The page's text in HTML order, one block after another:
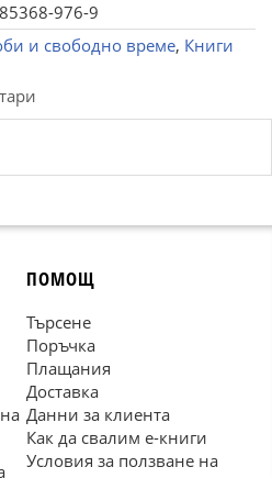
976-9
и свободно време, Книги
ПОМОЩ
Търсене
Поръчка
Плащания
Доставка
Данни за клиента
Как да свалим е-книги
Условия за ползване на